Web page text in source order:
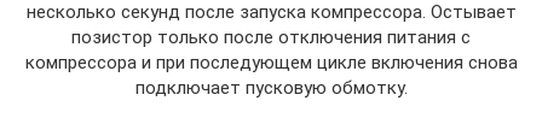
несколько секунд после запуска компрессора. Остывает
позистор только после отключения питания с
компрессора и при последующем цикле включения снова
подключает пусковую обмотку.